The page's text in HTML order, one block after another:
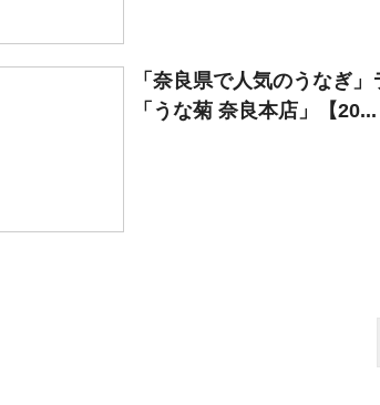
「奈良県で人気のうなぎ
「うな菊 奈良本店」【20...